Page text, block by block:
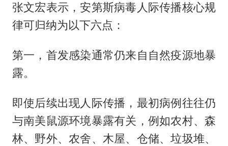
张文宏表示，安第斯病毒人际传播核心规
律可归纳为以下六点：
第一，首发感染通常仍来自自然疫源地暴
露。
即使后续出现人际传播，最初病例往往仍
与南美鼠源环境暴露有关，例如农村、森
林、野外、农舍、木屋、仓储、垃圾堆、